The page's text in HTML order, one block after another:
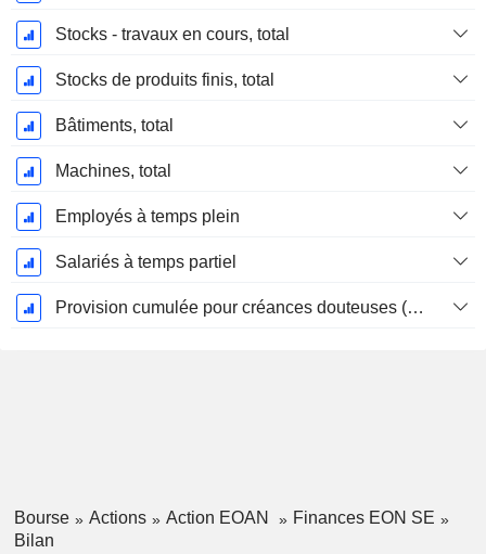
Stocks - travaux en cours, total
Stocks de produits finis, total
Bâtiments, total
Machines, total
Employés à temps plein
Salariés à temps partiel
Provision cumulée pour créances douteuses (Supple)
Bourse Actions Action EOAN
Finances EON SE
Bilan